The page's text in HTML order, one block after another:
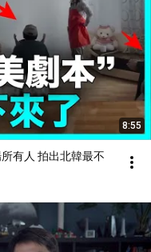
8:55
有人 拍出北韓最不